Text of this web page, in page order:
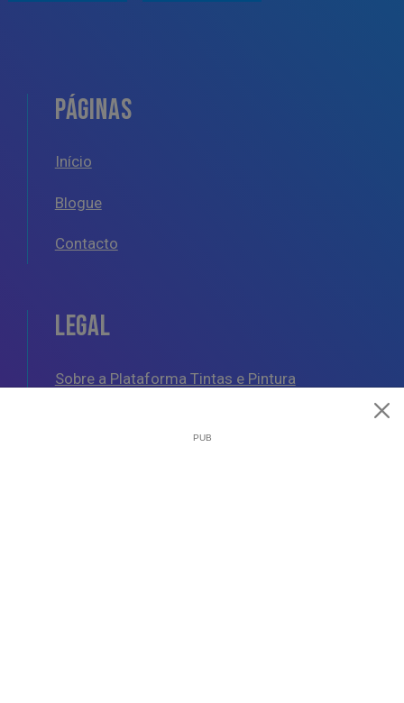
PÁGINAS
Início
Blogue
Contacto
LEGAL
Sobre a Plataforma Tintas e Pintura